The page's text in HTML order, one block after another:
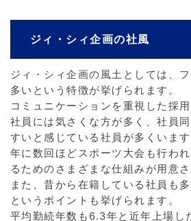
ジィ・シィ企画の社風
ジィ・シィ企画の風土としては、
多いという特徴が挙げられます。
コミュニケーションを重視した採
社員には気さくな方が多く、社員
すいと感じている社員が多くいます
年に数回ほどスポーツ大会も行わ
るためのさまざまな仕組みが用意
また、昔から在籍している社員も
というポイントも挙げられます。
平均勤続年数も6.3年と近年上場し